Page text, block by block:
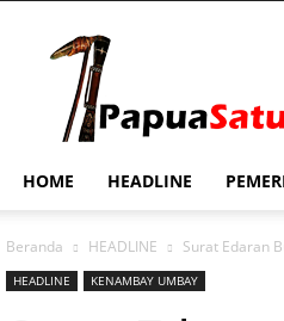
HOME HEADLINE
Beranda HEADLINE Surat Edaran
HEADLINE KENAMBAY UMBAY